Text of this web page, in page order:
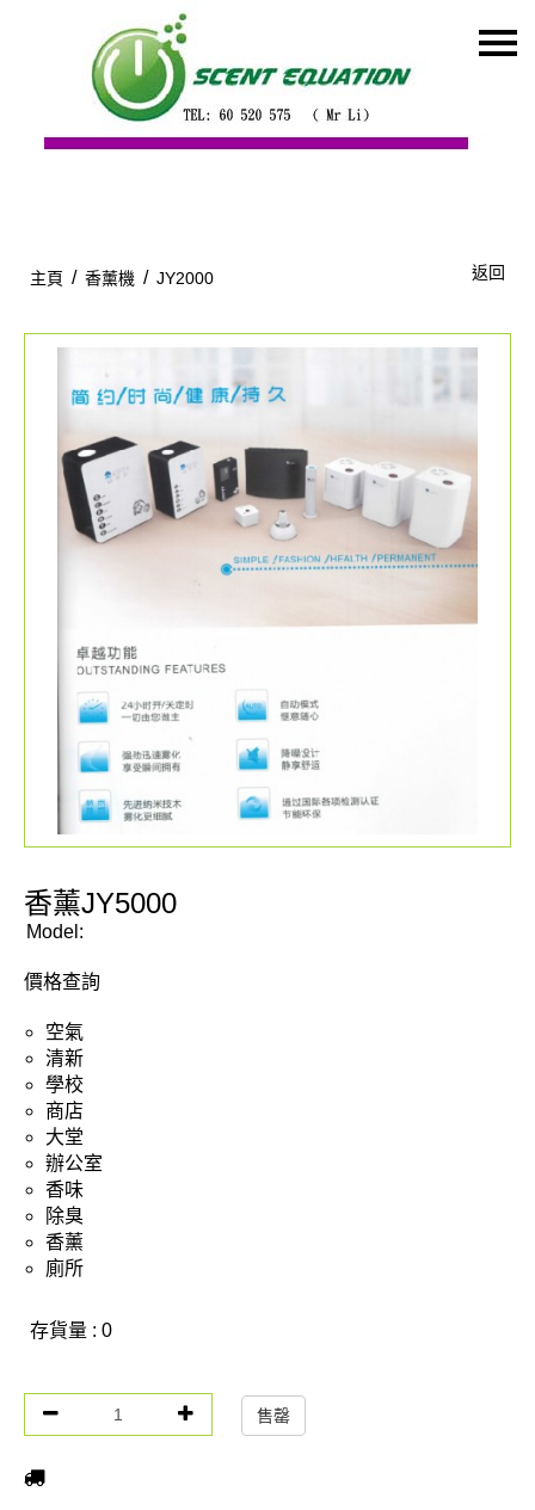
商店資訊
聯絡我們
貨幣
語言
主頁 / 香薰機 / JY2000 返回
香薰JY5000
Model:
價格查詢
空氣
清新
學校
商店
大堂
辦公室
香味
除臭
香薰
廁所
存貨量 : 0
售罄